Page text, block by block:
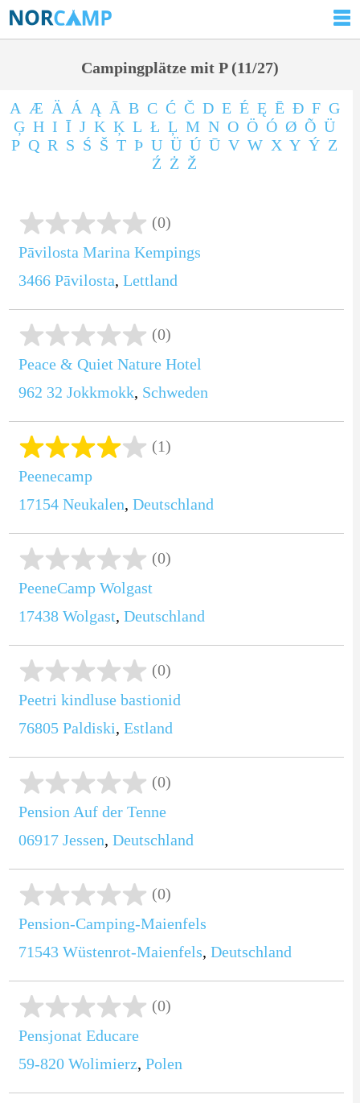
Campingplätze mit P (11/27)
A Æ Ä Á Ą Ā B C Ć Č D E É Ę Ē Ð F G
Ģ H I Ī J K Ķ L Ł Ļ M N O Ö Ó Ø Õ Ü
P Q R S Ś Š T Þ U Ü Ú Ū V W X Y Ý Z
Ź Ż Ž
(0)
Pāvilosta Marina Kempings
3466 Pāvilosta, Lettland
(0)
Peace & Quiet Nature Hotel
962 32 Jokkmokk, Schweden
(1)
Peenecamp
17154 Neukalen, Deutschland
(0)
PeeneCamp Wolgast
17438 Wolgast, Deutschland
(0)
Peetri kindluse bastionid
76805 Paldiski, Estland
(0)
Pension Auf der Tenne
06917 Jessen, Deutschland
(0)
Pension-Camping-Maienfels
71543 Wüstenrot-Maienfels, Deutschland
(0)
Pensjonat Educare
59-820 Wolimierz, Polen